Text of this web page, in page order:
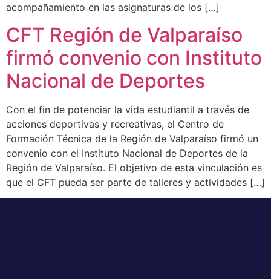
acompañamiento en las asignaturas de los […]
CFT Región de Valparaíso
firmó convenio con Instituto
Nacional de Deportes
Con el fin de potenciar la vida estudiantil a través de
acciones deportivas y recreativas, el Centro de
Formación Técnica de la Región de Valparaíso firmó un
convenio con el Instituto Nacional de Deportes de la
Región de Valparaíso. El objetivo de esta vinculación es
que el CFT pueda ser parte de talleres y actividades […]